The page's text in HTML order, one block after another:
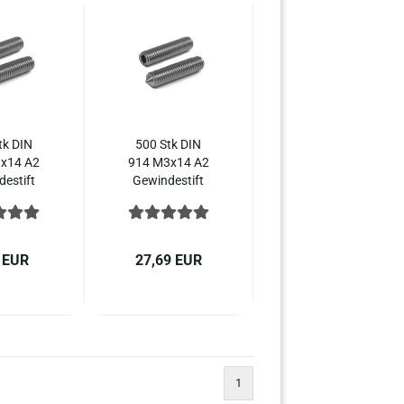
DIN
A2
Spit­ze,
500 Stk DIN
914 M3x14 A2
Ge­win­de­stift
kant mit Spit­ze,
4027
27,69 EUR
1